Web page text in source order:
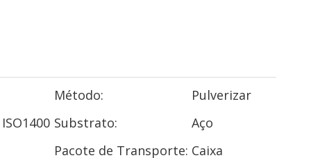
Método:
Pulverizar
Substrato:
Aço
Pacote de Transporte: Caixa